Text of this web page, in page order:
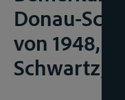
Donau-
von 1948,
Schwartz,